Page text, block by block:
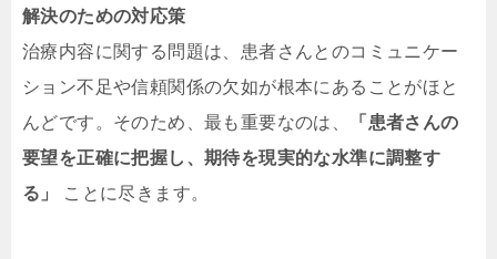
解決のための対応策
治療内容に関する問題は、患者さんとのコミュニケー
ション不足や信頼関係の欠如が根本にあることがほと
んどです。そのため、最も重要なのは、
「患者さんの
要望を正確に把握し、期待を現実的な水準に調整す
る」
ことに尽きます。